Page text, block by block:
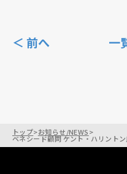
＜ 前へ 一
トップ>お知らせ/NEWS>
ベネシード顧問 ケント・ハリント